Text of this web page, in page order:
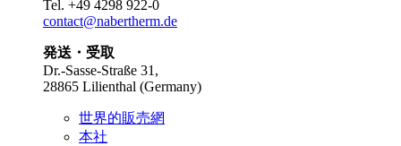
Tel. +49 4298 922-0
contact@nabertherm.de
発送・受取
Dr.-Sasse-Straße 31,
28865 Lilienthal (Germany)
世界的販売網
本社